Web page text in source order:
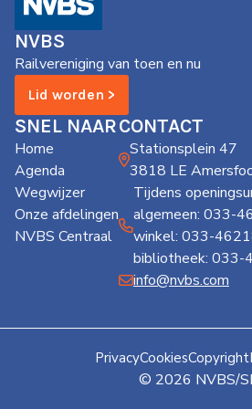
NVBS
Wegwijzer
Mijn
NVBS
NVBS
Railvereniging van toen en nu
Lid worden >
SNEL NAAR
Home
Agenda
Wegwijzer
Onze afdelingen
NVBS Centraal
CONTACT
Stationsplein 47
3818 LE
Tijdens
algemeen: 033-
winkel: 033-
bibliotheek: 033-
info@nvbs.com
© 2026 NVBS/
PrivacyCookiesCopyright